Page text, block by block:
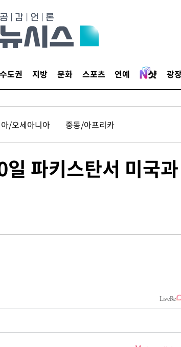
수도권 지방 문화 스포츠 연예 광
/오세아니아 중동/아프리카
파키스탄서 미국과